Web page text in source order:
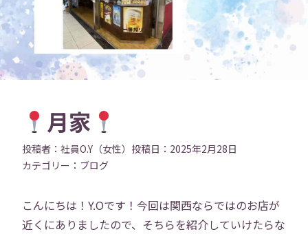
月家
投稿者： 社員O.Y（女性） 投稿日： 2025年2月28日
カテゴリー： ブログ
こんにちは！Y.Oです！今回は関西ならではのお店が
近くにありましたので、そちらを紹介していけたらな